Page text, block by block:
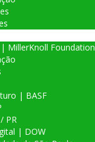
MillerKnoll Foundation
| BASF
PR
| DOW